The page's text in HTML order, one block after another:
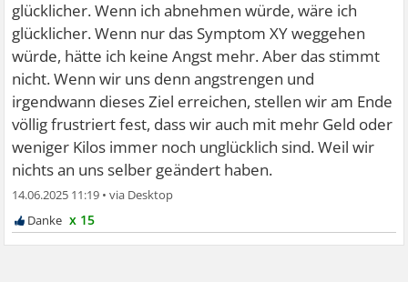
glücklicher. Wenn ich abnehmen würde, wäre ich
glücklicher. Wenn nur das Symptom XY weggehen
würde, hätte ich keine Angst mehr. Aber das stimmt
nicht. Wenn wir uns denn angstrengen und
irgendwann dieses Ziel erreichen, stellen wir am Ende
völlig frustriert fest, dass wir auch mit mehr Geld oder
weniger Kilos immer noch unglücklich sind. Weil wir
nichts an uns selber geändert haben.
14.06.2025 11:19 •
x 15